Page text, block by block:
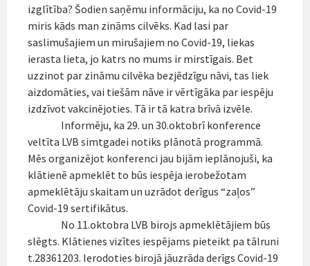
izglītība? Šodien saņēmu informāciju, ka no Covid-19
miris kāds man zināms cilvēks. Kad lasi par
saslimušajiem un mirušajiem no Covid-19, liekas
ierasta lieta, jo katrs no mums ir mirstīgais. Bet
uzzinot par zināmu cilvēka bezjēdzīgu nāvi, tas liek
aizdomāties, vai tiešām nāve ir vērtīgāka par iespēju
izdzīvot vakcinējoties. Tā ir tā katra brīvā izvēle.
Informēju, ka 29. un 30.oktobrī konference
veltīta LVB simtgadei notiks plānotā programmā.
Mēs organizējot konferenci jau bijām ieplānojuši, ka
klātienē apmeklēt to būs iespēja ierobežotam
apmeklētāju skaitam un uzrādot derīgus “zaļos”
Covid-19 sertifikātus.
No 11.oktobra LVB birojs apmeklētājiem būs
slēgts. Klātienes vizītes iespējams pieteikt pa tālruni
t.28361203. Ierodoties birojā jāuzrāda derīgs Covid-19